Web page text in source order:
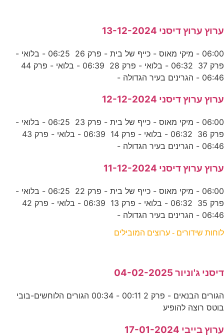
ערוץ ערוץ דיסני 13-12-2024
06:00 - מיקי מאוס - כייף של בית - פרק 26 06:25 - בלואי -
06:46 - הגרינים בעיר הגדולה -
ערוץ ערוץ דיסני 12-12-2024
06:00 - מיקי מאוס - כייף של בית - פרק 23 06:25 - בלואי -
06:46 - הגרינים בעיר הגדולה -
ערוץ ערוץ דיסני 11-12-2024
06:00 - מיקי מאוס - כייף של בית - פרק 22 06:25 - בלואי -
06:46 - הגרינים בעיר הגדולה -
לוחות שידורים - ערוצים המובילים
דיסני ג'וניור 04-02-2025
הגורים הבנאים - פרק 2 00:11 - 00:34 הגורים הלוחשים-בובי
בוטס רוצה להופיע
ערוץ בייבי 17-01-2024